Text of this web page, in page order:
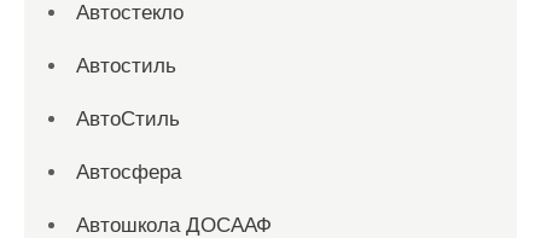
Автостекло
Автостиль
АвтоСтиль
Автосфера
Автошкола ДОСААФ